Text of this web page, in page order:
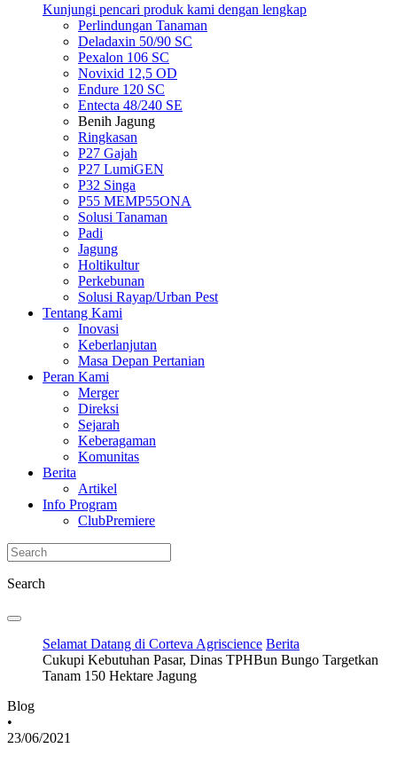
Kunjungi pencari produk kami dengan lengkap
Perlindungan Tanaman
Deladaxin 50/90 SC
Pexalon 106 SC
Novixid 12,5 OD
Endure 120 SC
Entecta 48/240 SE
Benih Jagung
Ringkasan
P27 Gajah
P27 LumiGEN
P32 Singa
P55 MEMP55ONA
Solusi Tanaman
Padi
Jagung
Holtikultur
Perkebunan
Solusi Rayap/Urban Pest
Tentang Kami
Inovasi
Keberlanjutan
Masa Depan Pertanian
Peran Kami
Merger
Direksi
Sejarah
Keberagaman
Komunitas
Berita
Artikel
Info Program
ClubPremiere
Search
Selamat Datang di Corteva Agriscience Berita
Cukupi Kebutuhan Pasar, Dinas TPHBun Bungo Targetkan
Tanam 150 Hektare Jagung
Blog
•
23/06/2021